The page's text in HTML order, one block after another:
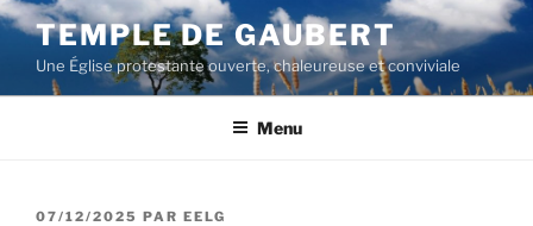
Aller
contenu
principal
TEMPLE DE GAUBERT
Une Église protestante ouverte, chaleureuse et conviviale
Menu
PUBLIÉ
07/12/2025 PAR EELG